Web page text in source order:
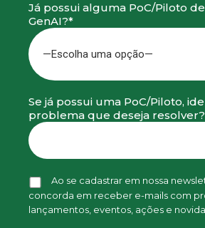
Já possui alguma PoC/Piloto
GenAI?*
Se já possui uma PoC/Piloto,
problema que deseja resolver?
Ao se cadastrar em nossa
concorda em receber e-mails com
lançamentos, eventos, ações e